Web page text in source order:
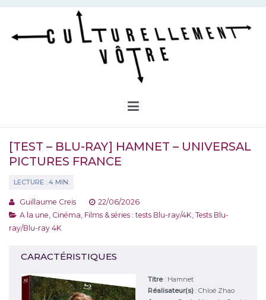
Aller
contenu
[TEST – BLU-RAY] HAMNET – UNIVERSAL
PICTURES FRANCE
Guillaume Creis
22/06/2026
A la une Cinéma Films & séries : tests Blu-ray/4K Tests Blu-
ray/Blu-ray 4K
CARACTÉRISTIQUES
Titre: Hamnet
Réalisateur(s) : Chloé Zhao